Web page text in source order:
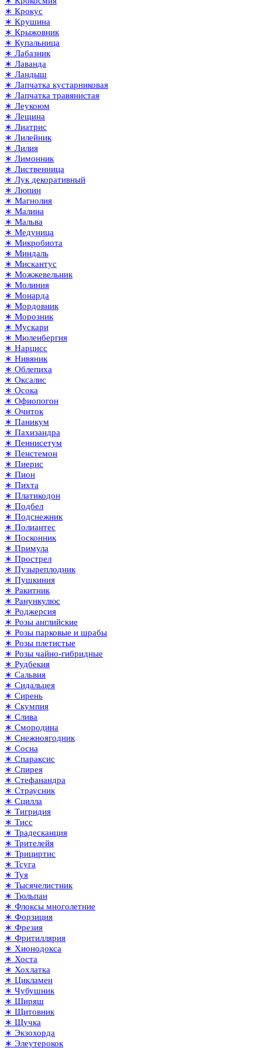
∗ Крокус
∗ Крушина
∗ Крыжовник
∗ Купальница
∗ Лабазник
∗ Лаванда
∗ Ландыш
∗ Лапчатка кустарниковая
∗ Лапчатка травянистая
∗ Леукоюм
∗ Лещина
∗ Лиатрис
∗ Лилейник
∗ Лилия
∗ Лимонник
∗ Лиственница
∗ Лук декоративный
∗ Люпин
∗ Магнолия
∗ Малина
∗ Мальва
∗ Медуница
∗ Микробиота
∗ Миндаль
∗ Мискантус
∗ Можжевельник
∗ Молиния
∗ Монарда
∗ Мордовник
∗ Морозник
∗ Мускари
∗ Мюленбергия
∗ Нарцисс
∗ Нивяник
∗ Облепиха
∗ Оксалис
∗ Осока
∗ Офиопогон
∗ Очиток
∗ Паникум
∗ Пахизандра
∗ Пеннисетум
∗ Пенстемон
∗ Пиерис
∗ Пион
∗ Пихта
∗ Платикодон
∗ Подбел
∗ Подснежник
∗ Полиантес
∗ Посконник
∗ Примула
∗ Прострел
∗ Пузыреплодник
∗ Пушкиния
∗ Ракитник
∗ Ранункулюс
∗ Роджерсия
∗ Розы английские
∗ Розы парковые и шрабы
∗ Розы плетистые
∗ Розы чайно-гибридные
∗ Рудбекия
∗ Сальвия
∗ Сидальцея
∗ Сирень
∗ Скумпия
∗ Слива
∗ Смородина
∗ Снежноягодник
∗ Сосна
∗ Спараксис
∗ Спирея
∗ Стефанандра
∗ Страусник
∗ Сцилла
∗ Тигридия
∗ Тисс
∗ Традесканция
∗ Трителейя
∗ Трициртис
∗ Тсуга
∗ Туя
∗ Тысячелистник
∗ Тюльпан
∗ Флоксы многолетние
∗ Форзиция
∗ Фрезия
∗ Фритиллярия
∗ Хионодокса
∗ Хоста
∗ Хохлатка
∗ Цикламен
∗ Чубушник
∗ Ширяш
∗ Щитовник
∗ Щучка
∗ Экзохорда
∗ Элеутерокок